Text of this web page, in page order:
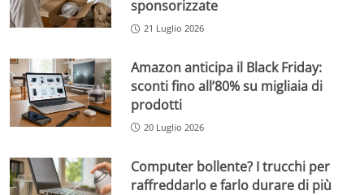
sponsorizzate
21 Luglio 2026
Amazon anticipa il Black Friday:
sconti fino all’80% su migliaia di
prodotti
20 Luglio 2026
Computer bollente? I trucchi per
raffreddarlo e farlo durare di più